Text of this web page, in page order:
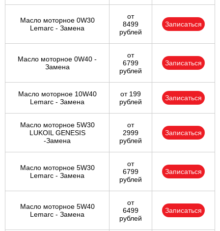
Масло моторное 0W30
Lemarc - Замена
от
8499
рублей
Записаться
Масло моторное 0W40 -
Замена
от
6799
рублей
Записаться
Масло моторное 10W40
Lemarc - Замена
от 199
рублей
Записаться
Масло моторное 5W30
LUKOIL GENESIS
-Замена
от
2999
рублей
Записаться
Масло моторное 5W30
Lemarc - Замена
от
6799
рублей
Записаться
Масло моторное 5W40
Lemarc - Замена
от
6499
рублей
Записаться